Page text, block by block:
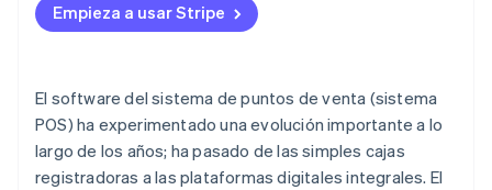
Empieza a usar Stripe
El software del sistema de puntos de venta (sistema
POS) ha experimentado una evolución importante a lo
largo de los años; ha pasado de las simples cajas
registradoras a las plataformas digitales integrales. El